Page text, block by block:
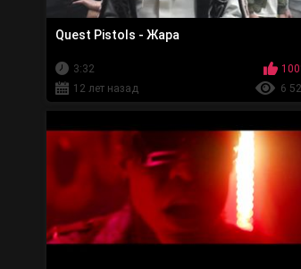
Quest Pistols - Жара
3:32
12 лет назад
6